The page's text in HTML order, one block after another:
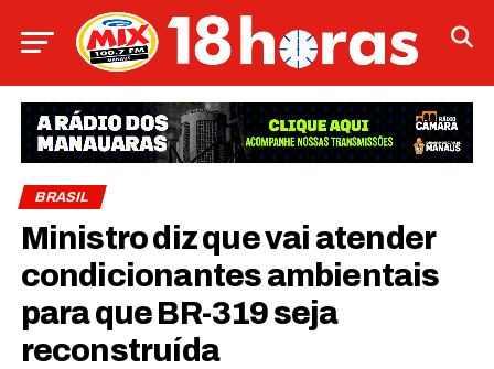
BRASIL
Ministro diz que vai atender
condicionantes ambientais
para que BR-319 seja
reconstruída